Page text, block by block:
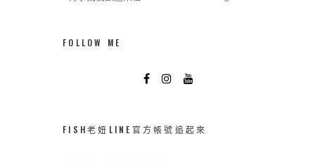
FOLLOW ME
FISH老妞LINE官方帳號追起來